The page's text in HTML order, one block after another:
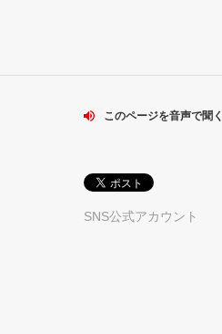
このページを音声で聞く
SNS公式アカウント